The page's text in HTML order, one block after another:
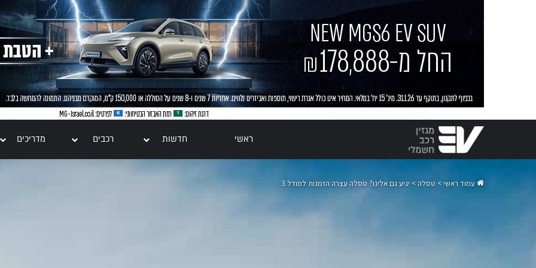
ראשי חדשות רכבים מדריכים
עמוד ראשי> טסלה > יגיע גם אלינו? טסלה עצרה הזמנות למודל 3